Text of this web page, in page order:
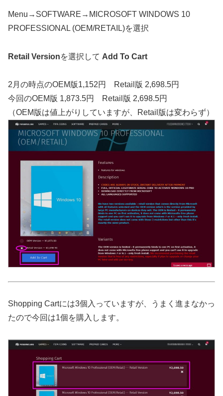
Menu→SOFTWARE→MICROSOFT WINDOWS 10
PROFESSIONAL (OEM/RETAIL)を選択
Retail Versionを選択して Add To Cart
2月の時点のOEM版1,152円 Retail版 2,698.5円
今回のOEM版 1,873.5円 Retail版 2,698.5円
（OEM版は値上がりしていますが、Retail版は変わらず）
Shopping Cartには3個入っていますが、うまく進まなかっ
たので今回は1個を購入します。